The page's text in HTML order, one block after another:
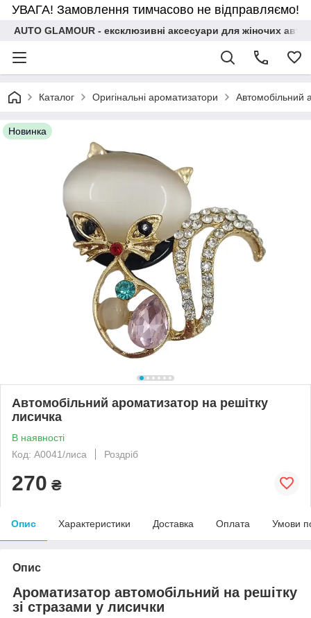
УВАГА! Замовлення тимчасово не відправляємо!
AUTO GLAMOUR - ексклюзивні аксесуари для жіночих
Каталог Оригінальні ароматизатори Автомобільний
Новинка
Автомобільний ароматизатор на решітку
лисичка
В наявності
Код: А0041/лиса
Роздріб
270 ₴
Опис Характеристики Доставка Оплата Умови
Опис
Ароматизатор автомобільний на решітку
зі стразами у лисички